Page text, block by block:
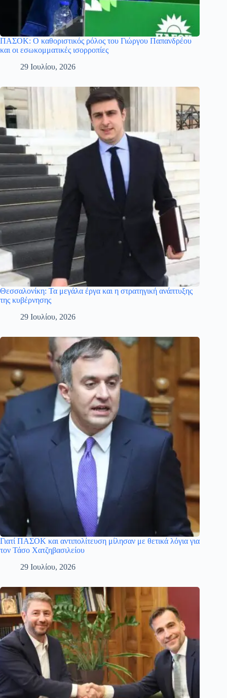
ΠΑΣΟΚ: Ο καθοριστικός ρόλος του Γιώργου Παπανδρέου
και οι εσωκομματικές ισορροπίες
29 Ιουλίου, 2026
Θεσσαλονίκη: Τα μεγάλα έργα και η στρατηγική ανάπτυξης
της κυβέρνησης
29 Ιουλίου, 2026
Γιατί ΠΑΣΟΚ και αντιπολίτευση μίλησαν με θετικά λόγια για
τον Τάσο Χατζηβασιλείου
29 Ιουλίου, 2026